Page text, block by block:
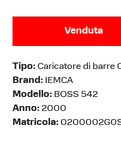
Venduta
Tipo: Caricatore di barre
Brand: IEMCA
Modello: BOSS 542
Anno: 2000
Matricola: